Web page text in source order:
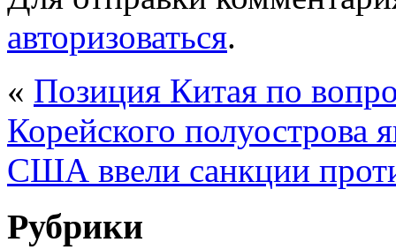
авторизоваться.
« Позиция Китая по
Корейского полуострова
США ввели санкции
Рубрики